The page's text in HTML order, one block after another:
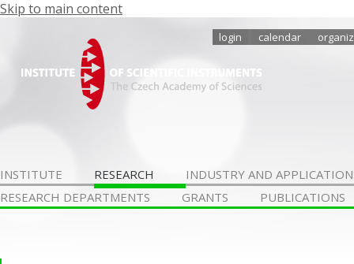
Skip to main content
login calendar
INSTITUTE RESEARCH
INDUSTRY AND
RESEARCH DEPARTMENTS
GRANTS PUBLICATIONS